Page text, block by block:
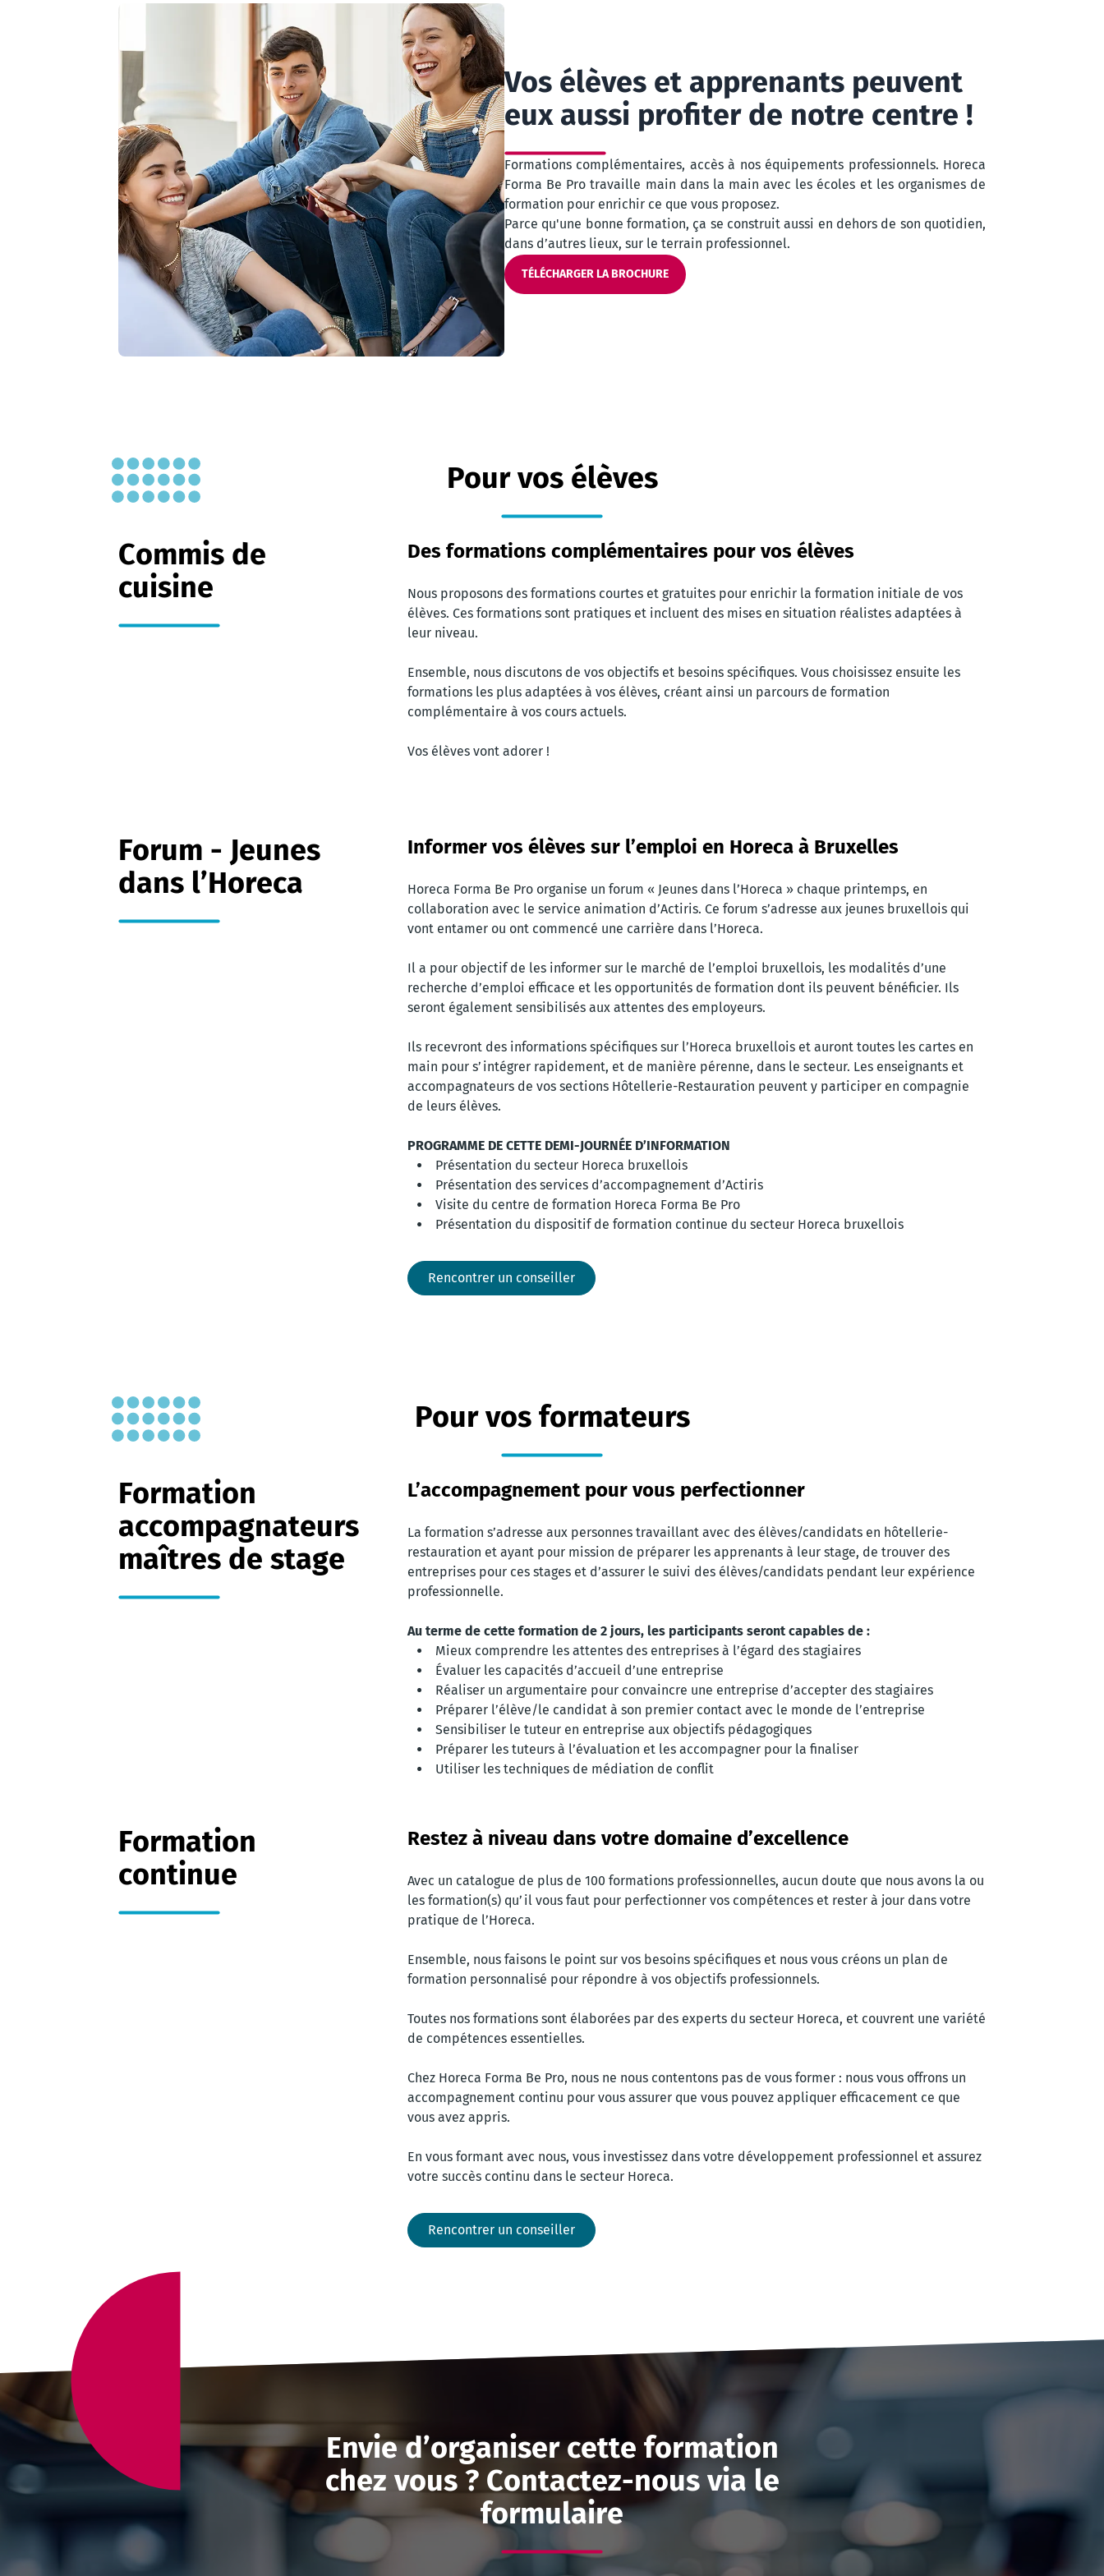
Vos élèves et apprenants peuvent
eux aussi profiter de notre centre !
Formations complémentaires, accès à nos équipements professionnels. Horeca
Forma Be Pro travaille main dans la main avec les écoles et les organismes de
formation pour enrichir ce que vous proposez.
Parce qu'une bonne formation, ça se construit aussi en dehors de son quotidien,
dans d’autres lieux, sur le terrain professionnel.
TÉLÉCHARGER LA BROCHURE
Pour vos élèves
Commis de
cuisine
Des formations complémentaires pour vos élèves
Nous proposons des formations courtes et gratuites pour enrichir la formation initiale de vos
élèves. Ces formations sont pratiques et incluent des mises en situation réalistes adaptées à
leur niveau.
Ensemble, nous discutons de vos objectifs et besoins spécifiques. Vous choisissez ensuite les
formations les plus adaptées à vos élèves, créant ainsi un parcours de formation
complémentaire à vos cours actuels.
Vos élèves vont adorer !
Forum - Jeunes
dans l’Horeca
Informer vos élèves sur l’emploi en Horeca à Bruxelles
Horeca Forma Be Pro organise un forum « Jeunes dans l’Horeca » chaque printemps, en
collaboration avec le service animation d’Actiris. Ce forum s’adresse aux jeunes bruxellois qui
vont entamer ou ont commencé une carrière dans l’Horeca.
Il a pour objectif de les informer sur le marché de l’emploi bruxellois, les modalités d’une
recherche d’emploi efficace et les opportunités de formation dont ils peuvent bénéficier. Ils
seront également sensibilisés aux attentes des employeurs.
Ils recevront des informations spécifiques sur l’Horeca bruxellois et auront toutes les cartes en
main pour s’intégrer rapidement, et de manière pérenne, dans le secteur. Les enseignants et
accompagnateurs de vos sections Hôtellerie-Restauration peuvent y participer en compagnie
de leurs élèves.
PROGRAMME DE CETTE DEMI-JOURNÉE D’INFORMATION
Présentation du secteur Horeca bruxellois
Présentation des services d’accompagnement d’Actiris
Visite du centre de formation Horeca Forma Be Pro
Présentation du dispositif de formation continue du secteur Horeca bruxellois
Rencontrer un conseiller
Pour vos formateurs
Formation
accompagnateurs
maîtres de stage
L’accompagnement pour vous perfectionner
La formation s’adresse aux personnes travaillant avec des élèves/candidats en hôtellerie-
restauration et ayant pour mission de préparer les apprenants à leur stage, de trouver des
entreprises pour ces stages et d’assurer le suivi des élèves/candidats pendant leur expérience
professionnelle.
Au terme de cette formation de 2 jours, les participants seront capables de :
Mieux comprendre les attentes des entreprises à l’égard des stagiaires
Évaluer les capacités d’accueil d’une entreprise
Réaliser un argumentaire pour convaincre une entreprise d’accepter des stagiaires
Préparer l’élève/le candidat à son premier contact avec le monde de l’entreprise
Sensibiliser le tuteur en entreprise aux objectifs pédagogiques
Préparer les tuteurs à l’évaluation et les accompagner pour la finaliser
Utiliser les techniques de médiation de conflit
Formation
continue
Restez à niveau dans votre domaine d’excellence
Avec un catalogue de plus de 100 formations professionnelles, aucun doute que nous avons la ou
les formation(s) qu’il vous faut pour perfectionner vos compétences et rester à jour dans votre
pratique de l’Horeca.
Ensemble, nous faisons le point sur vos besoins spécifiques et nous vous créons un plan de
formation personnalisé pour répondre à vos objectifs professionnels.
Toutes nos formations sont élaborées par des experts du secteur Horeca, et couvrent une variété
de compétences essentielles.
Chez Horeca Forma Be Pro, nous ne nous contentons pas de vous former : nous vous offrons un
accompagnement continu pour vous assurer que vous pouvez appliquer efficacement ce que
vous avez appris.
En vous formant avec nous, vous investissez dans votre développement professionnel et assurez
votre succès continu dans le secteur Horeca.
Rencontrer un conseiller
Envie d’organiser cette formation
chez vous ? Contactez-nous via le
formulaire